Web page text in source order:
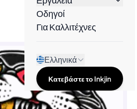
Οδηγοί
Για Καλλιτέχνες
Ελληνικά
Κατεβάστε το Inkjin